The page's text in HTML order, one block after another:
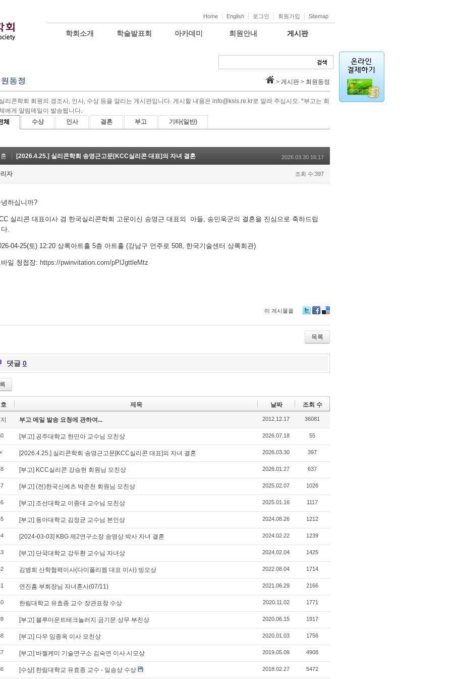
Sitemap
회원가입
로그인
English
Home
학회소개 학술발표회 아카데미 회원안내 게시판
> 게시판 > 회원동정
리콘학회 회원의 경조사, 인사, 수상 등을 알리는 게시판입니다. 게시할 내용은 info@ksis.re.kr로 알려 주십시오. *부고는 회
에게 알림메일이 발송됩니다.
체
수상 인사 결혼 부고 기타(일반)
[2026.4.25.] 실리콘학회 송영근고문[KCC실리콘 대표]의 자녀 결혼 2026.03.30 16:17
자 조회 수:397
녕하십니까?
실리콘 대표이사 겸 한국실리콘학회 고문이신 송영근 대표의 아들, 송민욱군의 결혼을 진심으로 축하드립
.
04-25(토) 12:20 상록아트홀 5층 아트홀 (강남구 언주로 508, 한국기술센터 상록회관)
바일 청첩장: https://pwinvitation.com/pPlJgttleMtz
이 게시물을
itte ce
bo
ok
lici
ou
s
목록
댓글 0
제목 날짜 조회 수
부고 메일 발송 요청에 관하여... 2012.12.17 36081
[부고] 공주대학교 한민아 교수님 모친상 2026.07.18 55
[2026.4.25.] 실리콘학회 송영근고문[KCC실리콘 대표]의 자녀 결혼 2026.03.30 397
[부고] KCC실리콘 강승현 회원님 모친상 2026.01.27 637
[부고] (전)한국신에츠 박준천 회원님 모친상 2025.02.07 1026
[부고] 조선대학교 이종대 교수님 모친상 2025.01.16 1117
[부고] 동아대학교 김정균 교수님 본인상 2024.08.26 1212
[2024-03-03] KBG 제2연구소장 송영상 박사 자녀 결혼 2024.02.22 1239
[부고] 단국대학교 강두환 교수님 자녀상 2024.02.04 1425
김병희 산학협력이사(다미폴리켐 대표 이사) 빙모상 2022.08.04 1714
연진흠 부회장님 자녀혼사(07/11) 2021.06.29 2166
한림대학교 유효종 교수 장관표창 수상 2020.11.02 1771
[부고] 블루마운트테크놀러지 금기문 상무 부친상 2020.06.15 1917
[부고] 다우 임종옥 이사 모친상 2020.01.03 1756
[부고] 바젤케미 기술연구소 김숙연 이사 시모상 2019.05.09 4908
[수상] 한림대학교 유효종 교수 - 일송상 수상 2018.02.27 5472